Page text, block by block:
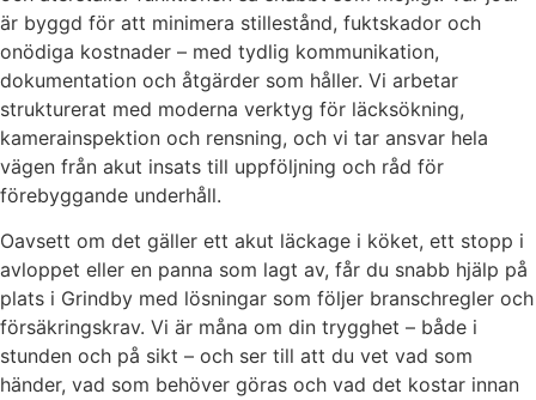
är byggd för att minimera stillestånd, fuktskador och
onödiga kostnader – med tydlig kommunikation,
dokumentation och åtgärder som håller. Vi arbetar
strukturerat med moderna verktyg för läcksökning,
kamerainspektion och rensning, och vi tar ansvar hela
vägen från akut insats till uppföljning och råd för
förebyggande underhåll.
Oavsett om det gäller ett akut läckage i köket, ett stopp i
avloppet eller en panna som lagt av, får du snabb hjälp på
plats i Grindby med lösningar som följer branschregler och
försäkringskrav. Vi är måna om din trygghet – både i
stunden och på sikt – och ser till att du vet vad som
händer, vad som behöver göras och vad det kostar innan